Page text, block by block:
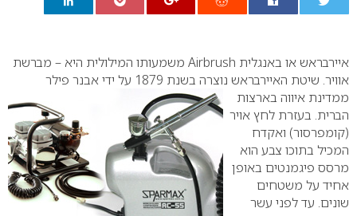
איירבראש או באנגלית Airbrush משמעותו המילולית היא – מברשת
אוויר. שיטת האיירבראש נוצרה
בשנת 1879 על ידי אבנר פילר
ממדינת איווה בארצות
הברית. בעזרת לחץ אויר
(קומפרסור) ואקדח
המכיל בתוכו צבע הוא
מרסס פיגמנטים באופן
אחיד על משטחים
שונים. עד לפני עשר